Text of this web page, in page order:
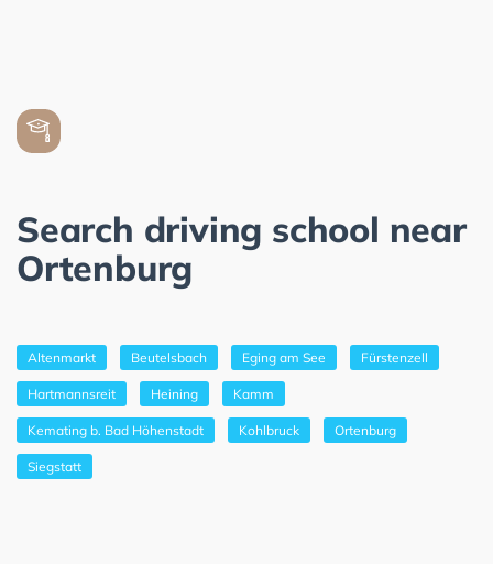
Search driving school near
Ortenburg
Altenmarkt Beutelsbach Eging am See Fürstenzell
Hartmannsreit Heining Kamm
Kemating b. Bad Höhenstadt Kohlbruck Ortenburg
Siegstatt